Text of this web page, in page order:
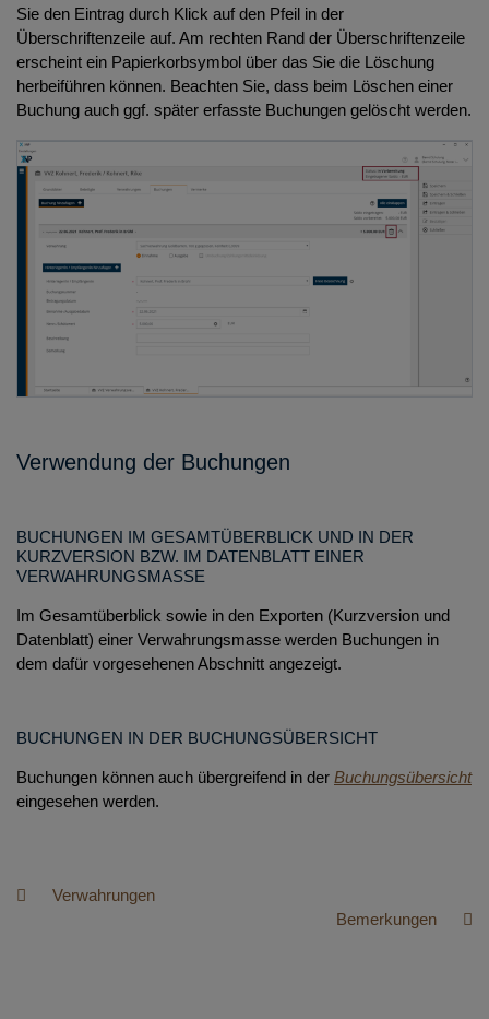
Sie den Eintrag durch Klick auf den Pfeil in der
Überschriftenzeile auf. Am rechten Rand der Überschriftenzeile
erscheint ein Papierkorbsymbol über das Sie die Löschung
herbeiführen können. Beachten Sie, dass beim Löschen einer
Buchung auch ggf. später erfasste Buchungen gelöscht werden.
Verwendung der Buchungen
BUCHUNGEN IM GESAMTÜBERBLICK UND IN DER
KURZVERSION BZW. IM DATENBLATT EINER
VERWAHRUNGSMASSE
Im Gesamtüberblick sowie in den Exporten (Kurzversion und
Datenblatt) einer Verwahrungsmasse werden Buchungen in
dem dafür vorgesehenen Abschnitt angezeigt.
BUCHUNGEN IN DER BUCHUNGSÜBERSICHT
Buchungen können auch übergreifend in der Buchungsübersicht
eingesehen werden.
Verwahrungen
Bemerkungen